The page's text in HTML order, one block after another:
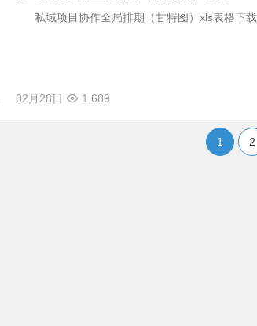
私域项目协作全局排期（甘特图）xls表格下载
02月28日 1,689
1 2